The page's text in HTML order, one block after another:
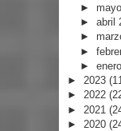
►
► abril
►
►
►
► 2023
► 2022
► 2021
► 2020